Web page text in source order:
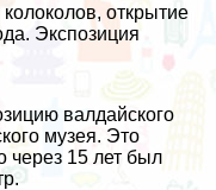
открытие
Экспозиция
валдайского
музея. Это
через 15 лет был